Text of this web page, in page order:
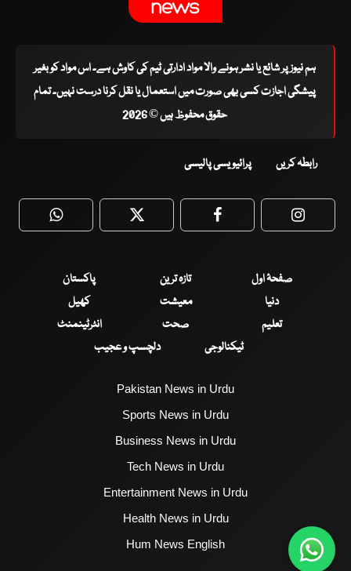
ہم نیوز پر شائع یا نشر ہونے والا مواد ادارتی ٹیم کی کاوش ہے۔ اس مواد کو بغیر
پیشگی اجازت کسی بھی صورت میں استعمال یا نقل کرنا درست نہیں۔ تمام
حقوق محفوظ ہیں © 2026
رابطہ کریں پرائیویسی پالیسی
WhatsApp Twitter Facebook
صفحۂ اول تازہ ترین
پاکستان
دنیا
معیشت
کھیل
تعلیم
صحت
انٹرٹینمنٹ
ٹیکنالوجی
دلچسپ و عجیب
Pakistan News in Urdu
Sports News in Urdu
Business News in Urdu
Tech News in Urdu
Entertainment News in Urdu
Health News in Urdu
Hum News English